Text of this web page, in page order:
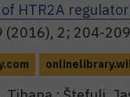
HTR2A
(2016), 2; 204-